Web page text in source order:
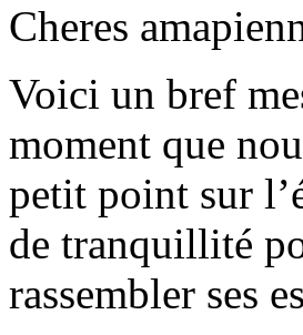
Cheres
Voici un bref
moment que
petit point sur
de tranquillité
rassembler ses